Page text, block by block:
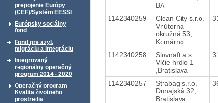
prepojenie Európy
(CEF)/Systém EESSI
Európsky sociálny
fond
Fond pre azyl,
migráciu a integráciu
Integrovaný
regionálny operačný
program 2014 - 2020
Operačný program
Kvalita životného
prostredia
BA
1142340259
Clean City s.r.o.
Vnútorná
okružná 53,
Komárno
1142340258
Slovnaft a.s.
Vlčie hrdlo 1
,Bratislava
1142340257
Strabag s.r.o.
Dunajská 32,
Bratislava